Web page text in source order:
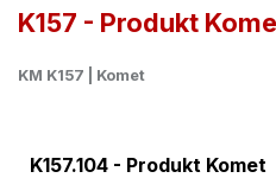
K157 - Produkt
KM K157 | Komet
K157.104 - Produkt Komet